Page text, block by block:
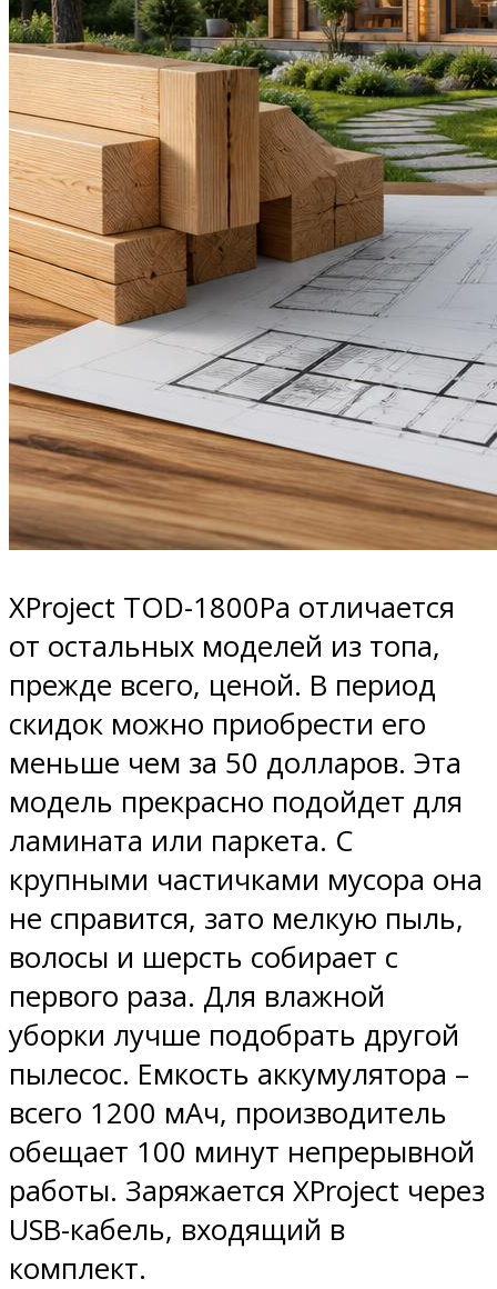
XProject TOD-1800Pa отличается
от остальных моделей из топа,
прежде всего, ценой. В период
скидок можно приобрести его
меньше чем за 50 долларов. Эта
модель прекрасно подойдет для
ламината или паркета. С
крупными частичками мусора она
не справится, зато мелкую пыль,
волосы и шерсть собирает с
первого раза. Для влажной
уборки лучше подобрать другой
пылесос. Емкость аккумулятора –
всего 1200 мАч, производитель
обещает 100 минут непрерывной
работы. Заряжается XProject через
USB-кабель, входящий в
комплект.